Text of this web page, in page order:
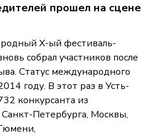
прошел на сцене
X-ый фестиваль-
собрал участников после
Статус международного
году. В этот раз в Усть-
конкурсанта из
Санкт-Петербурга, Москвы,